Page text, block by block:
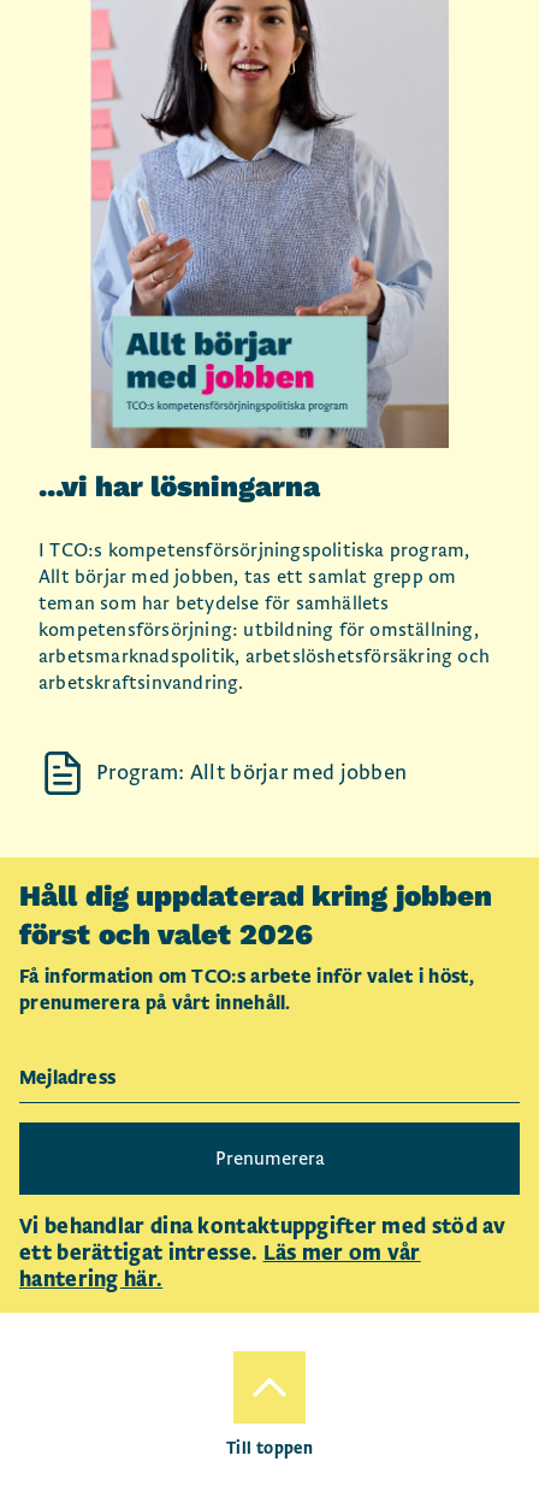
...vi har lösningarna
I TCO:s kompetensförsörjningspolitiska program,
Allt börjar med jobben, tas ett samlat grepp om
teman som har betydelse för samhällets
kompetensförsörjning: utbildning för omställning,
arbetsmarknadspolitik, arbetslöshetsförsäkring och
arbetskraftsinvandring.
Program: Allt börjar med jobben
Håll dig uppdaterad kring jobben
först och valet 2026
Få information om TCO:s arbete inför valet i höst,
prenumerera på vårt innehåll.
Prenumerera
Vi behandlar dina kontaktuppgifter med stöd av
ett berättigat intresse. Läs mer om vår
hantering här.
Till toppen